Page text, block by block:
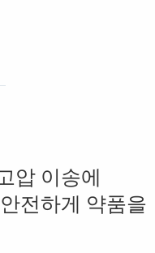
압 이송에
전하게 약품을